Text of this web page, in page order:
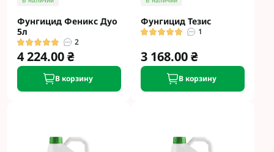
Фунгицид Феникс Дуо
5л
2
4 224.00 ₴
В корзину
Фунгицид Тезис
1
3 168.00 ₴
В корзину